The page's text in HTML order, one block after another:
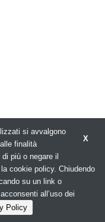
X
si avvalgono
finalità
più o negare il
cookie policy. Chiudendo
su un link o
all’uso dei
Policy